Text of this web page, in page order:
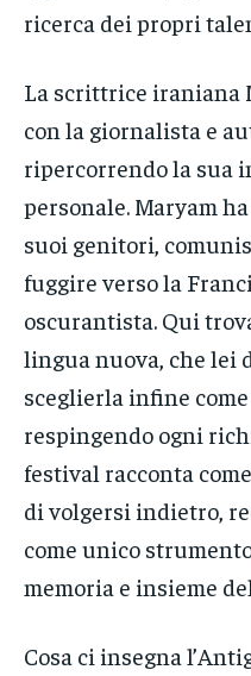
ricerca dei propri
La scrittrice iraniana
con la giornalista e
ripercorrendo la sua
personale. Maryam
suoi genitori,
fuggire verso la
oscurantista. Qui
lingua nuova, che lei
sceglierla infine
respingendo ogni
festival racconta
di volgersi indietro,
come unico
memoria e insieme
Cosa ci insegna